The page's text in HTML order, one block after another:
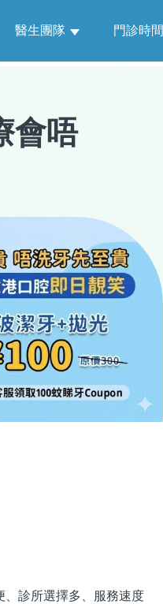
醫生團隊 門診時間
會唔
診所選擇多、服務速度